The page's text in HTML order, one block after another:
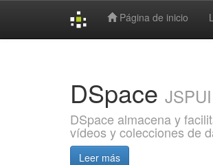
Página de inicio
DSpace JSPUI
DSpace almacena y
vídeos y colecciones de
Leer más